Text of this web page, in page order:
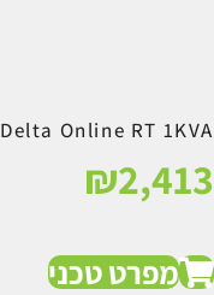
Delta Online RT 1KVA
₪2,413
מפרט טכני